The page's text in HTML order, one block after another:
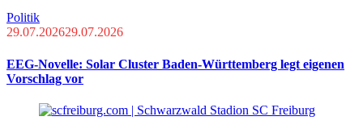
Politik
29.07.202629.07.2026
EEG-Novelle: Solar Cluster Baden-Württemberg legt eigenen
Vorschlag vor